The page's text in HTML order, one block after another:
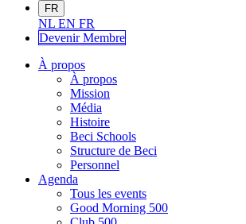
FR
NL EN FR
Devenir Membre
À propos
À propos
Mission
Média
Histoire
Beci Schools
Structure de Beci
Personnel
Agenda
Tous les events
Good Morning 500